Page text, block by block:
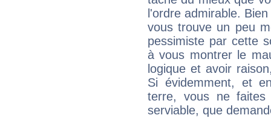
l'ordre admirable.
vous trouve un peu
pessimiste par cette
à vous montrer le
logique et avoir
Si évidemment, et
terre, vous ne
serviable, que